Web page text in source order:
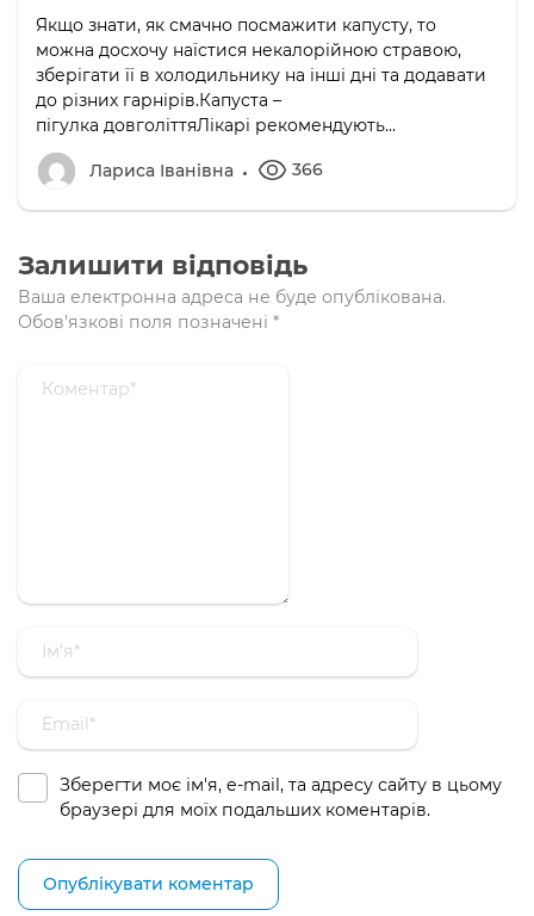
Якщо знати, як смачно посмажити капусту, то
можна досхочу наїстися некалорійною стравою,
зберігати її в холодильнику на інші дні та додавати
до різних гарнірів.Капуста –
пігулка довголіттяЛікарі рекомендують...
Лариса Іванівна 366
Залишити відповідь
Ваша електронна адреса не буде опублікована.
Обов'язкові поля позначені *
Зберегти моє ім'я, e-mail, та адресу сайту в цьому
браузері для моїх подальших коментарів.